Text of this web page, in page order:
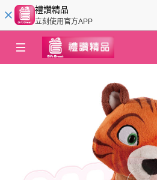
禮讚精品
立刻使用官方APP